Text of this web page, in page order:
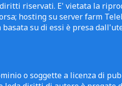
riservati. E' vietata la
hosting su server farm
su di essi è presa
o soggette a licenza di